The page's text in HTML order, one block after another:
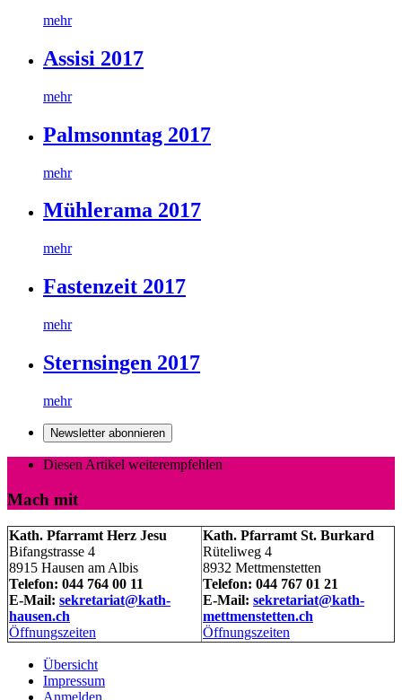
mehr
Assisi 2017
mehr
Palmsonntag 2017
mehr
Mühlerama 2017
mehr
Fastenzeit 2017
mehr
Sternsingen 2017
mehr
Newsletter abonnieren
Diesen Artikel weiterempfehlen
Mach mit
Kath. Pfarramt Herz Jesu
Bifangstrasse 4
8915 Hausen am Albis
Telefon: 044 764 00 11
E-Mail: sekretariat@kath-
hausen.ch
Öffnungszeiten
Kath. Pfarramt St. Burkard
Rüteliweg 4
8932 Mettmenstetten
Telefon: 044 767 01 21
E-Mail: sekretariat@kath-
mettmenstetten.ch
Öffnungszeiten
Übersicht
Impressum